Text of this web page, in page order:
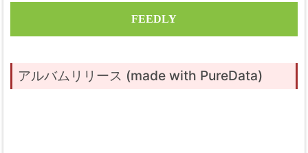
FEEDLY
アルバムリリース (made with PureData)